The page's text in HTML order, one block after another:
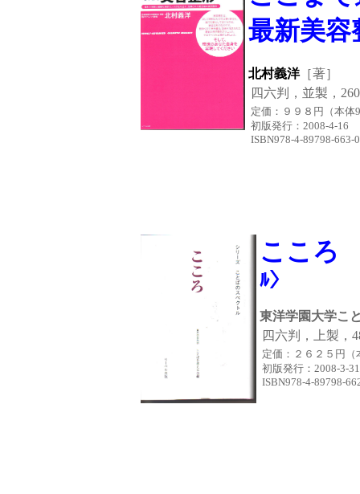
最新美容
北村義洋［著］
四六判，並製，
定価：９９８円 （本
初版発行：2008-
ISBN978-4-89798-663-0
こころ
ﾙ〉
東洋学園大学こ
四六判，上製，
定価：２６２５円
初版発行：
ISBN978-4-89798-